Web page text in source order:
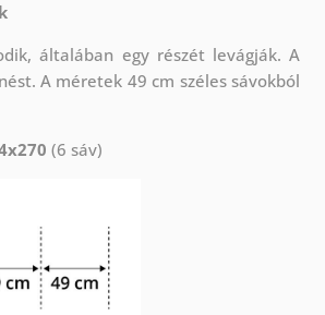
általában egy részét levágják. A
A méretek 49 cm széles sávokból
(6 sáv)